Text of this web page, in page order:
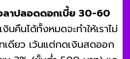
ลาปลอดดอกเบี้ย 30-60
นคืนได้ทั้งหมดจะทำให้เราไม่
เดียว เว้นแต่กดเงินสดออก